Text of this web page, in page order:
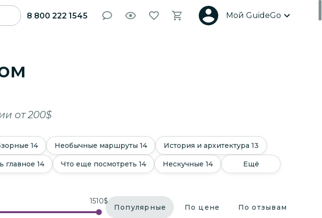
8 800 222 1545 Мой GuideGo
от 200$
14 Необычные маршруты 14 История и архитектура 13
главное 14 Что еще посмотреть 14 Нескучные 14 Ещё
1510$
Популярные По цене По отзывам